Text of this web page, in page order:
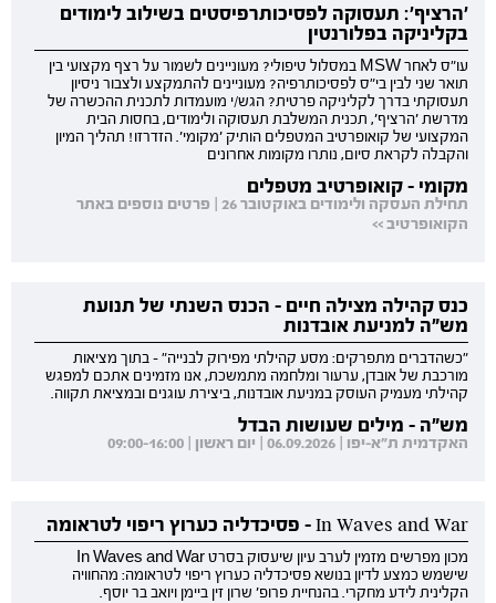
'הרציף': תעסוקה לפסיכותרפיסטים בשילוב לימודים
בקליניקה בפלורנטין
עו"ס לאחר MSW במסלול טיפולי? מעוניינים לשמור על רצף מקצועי בין
תואר שני לבין בי"ס לפסיכותרפיה? מעוניינים להתמקצע ולצבור ניסיון
תעסוקתי בדרך לקליניקה פרטית? הגש/י מועמדות לתכנית ההכשרה של
מדרשת 'הרציף', תכנית המשלבת תעסוקה ולימודים, בחסות הבית
המקצועי של קואופרטיב המטפלים הותיק 'מקומי'. הזדרזו! תהליך המיון
והקבלה לקראת סיום, נותרו מקומות אחרונים
מקומי - קואופרטיב מטפלים
תחילת העסקה ולימודים באוקטובר 26 | פרטים נוספים באתר
הקואופרטיב >>
כנס קהילה מצילה חיים - הכנס השנתי של תנועת
מש"ה למניעת אובדנות
"כשהדברים מתפרקים: מסע קהילתי מפירוק לבנייה" - בתוך מציאות
מורכבת של אובדן, ערעור ומלחמה מתמשכת, אנו מזמינים אתכם למפגש
קהילתי מעמיק העוסק במניעת אובדנות, ביצירת עוגנים ובמציאת תקווה.
מש"ה - מילים שעושות הבדל
האקדמית ת"א-יפו | 06.09.2026 | יום ראשון | 09:00-16:00
In Waves and War - פסיכדליה כערוץ ריפוי לטראומה
מכון מפרשים מזמין לערב עיון שיעסוק בסרט In Waves and War
שישמש כמצע לדיון בנושא פסיכדליה כערוץ ריפוי לטראומה: מהחוויה
הקלינית לידע מחקרי. בהנחיית פרופ' שרון זין ביימן ויואב בר יוסף.